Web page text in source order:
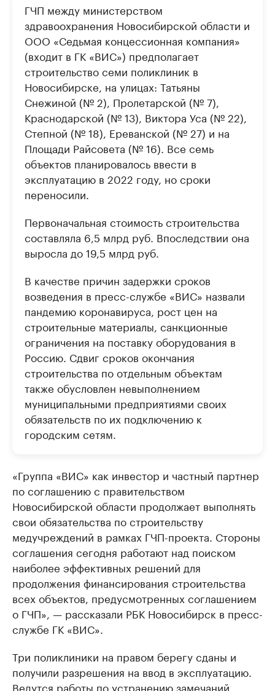
ГЧП между министерством
здравоохранения Новосибирской области и
ООО «Седьмая концессионная компания»
(входит в ГК «ВИС») предполагает
строительство семи поликлиник в
Новосибирске, на улицах: Татьяны
Снежиной (№ 2), Пролетарской (№ 7),
Краснодарской (№ 13), Виктора Уса (№ 22),
Степной (№ 18), Ереванской (№ 27) и на
Площади Райсовета (№ 16). Все семь
объектов планировалось ввести в
эксплуатацию в 2022 году, но сроки
переносили.
Первоначальная стоимость строительства
составляла 6,5 млрд руб. Впоследствии она
выросла до 19,5 млрд руб.
В качестве причин задержки сроков
возведения в пресс-службе «ВИС» назвали
пандемию коронавируса, рост цен на
строительные материалы, санкционные
ограничения на поставку оборудования в
Россию. Сдвиг сроков окончания
строительства по отдельным объектам
также обусловлен невыполнением
муниципальными предприятиями своих
обязательств по их подключению к
городским сетям.
«Группа «ВИС» как инвестор и частный партнер
по соглашению с правительством
Новосибирской области продолжает выполнять
свои обязательства по строительству
медучреждений в рамках ГЧП-проекта. Стороны
соглашения сегодня работают над поиском
наиболее эффективных решений для
продолжения финансирования строительства
всех объектов, предусмотренных соглашением
о ГЧП», — рассказали РБК Новосибирск в пресс-
службе ГК «ВИС».
Три поликлиники на правом берегу сданы и
получили разрешения на ввод в эксплуатацию.
Ведутся работы по устранению замечаний